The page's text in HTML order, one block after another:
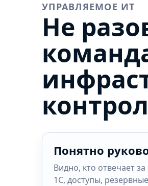
УПРАВЛЯЕМОЕ ИТ
Не
Понятно
Видно, кто отвечает
1С, доступы,